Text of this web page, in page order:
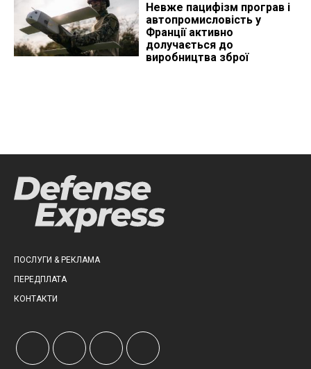
Невже пацифізм програв і
автопромисловість у
Франції активно
долучається до
виробництва зброї
ПОСЛУГИ & РЕКЛАМА
ПЕРЕДПЛАТА
КОНТАКТИ